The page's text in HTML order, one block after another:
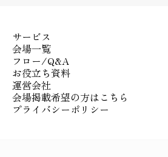
サービス
会場一覧
フロー/Q&A
お役立ち資料
運営会社
会場掲載希望の方はこちら
プライバシーポリシー